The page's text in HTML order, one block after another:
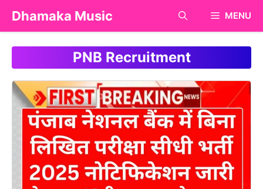
Skip
content
Dhamaka Music MENU
PNB Recruitment